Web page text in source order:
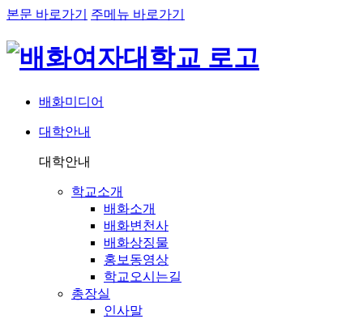
본문 바로가기 주메뉴 바로가기
배화미디어
네비게이션
대학안내
대학안내
학교소개
배화소개
배화변천사
배화상징물
홍보동영상
학교오시는길
총장실
인사말